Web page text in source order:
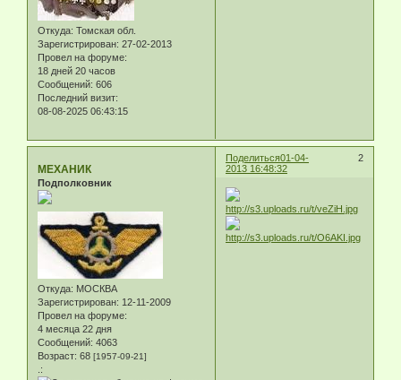
Откуда: Томская обл.
Зарегистрирован: 27-02-2013
Провел на форуме:
18 дней 20 часов
Сообщений: 606
Последний визит:
08-08-2025 06:43:15
Поделиться 2
01-04-
2013 16:48:32
МЕХАНИК
Подполковник
Откуда: МОСКВА
Зарегистрирован: 12-11-2009
Провел на форуме:
4 месяца 22 дня
Сообщений: 4063
Возраст: 68 [1957-09-21]
.: